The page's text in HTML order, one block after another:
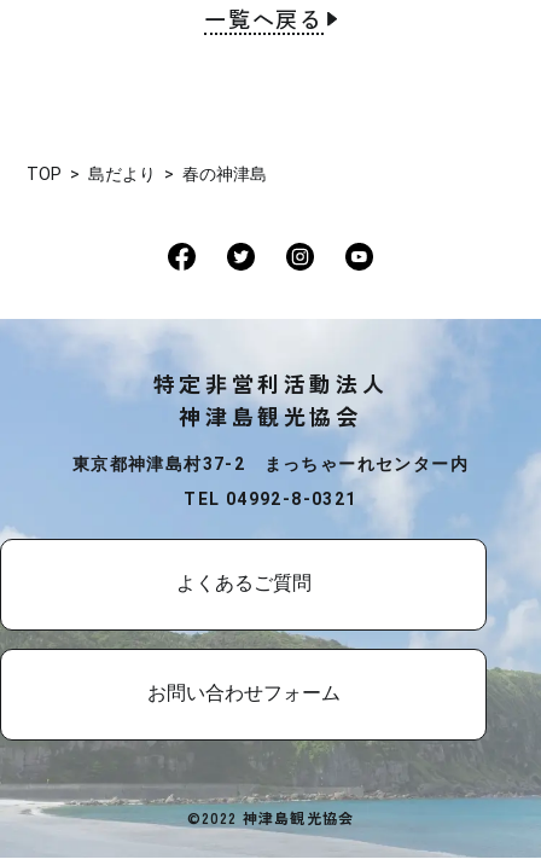
一覧へ戻る
TOP 島だより 春の神津島
特定非営利活動法人
神津島観光協会
東京都神津島村37-2 まっちゃーれセンター内
TEL 04992-8-0321
よくあるご質問
お問い合わせフォーム
©2022 神津島観光協会